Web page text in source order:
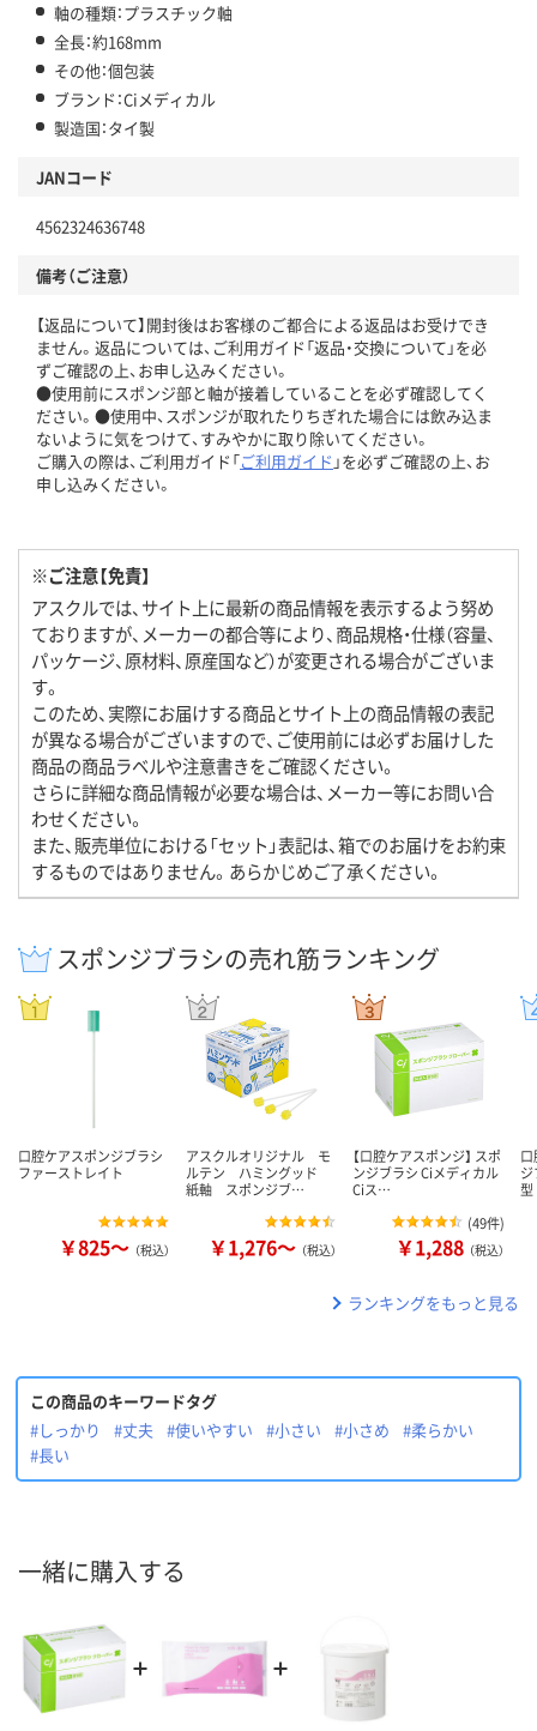
軸の種類：プラスチック軸
全長：約168mm
その他：個包装
ブランド：Ciメディカル
製造国：タイ製
JANコード
4562324636748
備考（ご注意）
【返品について】開封後はお客様のご都合による返品はお受けでき
ません。返品については、ご利用ガイド「返品・交換について」を必
ずご確認の上、お申し込みください。
●使用前にスポンジ部と軸が接着していることを必ず確認してく
ださい。●使用中、スポンジが取れたりちぎれた場合には飲み込ま
ないように気をつけて、すみやかに取り除いてください。
ご購入の際は、ご利用ガイド「ご利用ガイド 」を必ずご確認の上、お
申し込みください。
※ご注意【免責】
アスクルでは、サイト上に最新の商品情報を表示するよう努め
ておりますが、メーカーの都合等により、商品規格・仕様（容量、
パッケージ、原材料、原産国など）が変更される場合がございま
す。
このため、実際にお届けする商品とサイト上の商品情報の表記
が異なる場合がございますので、ご使用前には必ずお届けした
商品の商品ラベルや注意書きをご確認ください。
さらに詳細な商品情報が必要な場合は、メーカー等にお問い合
わせください。
また、販売単位における「セット」表記は、箱でのお届けをお約束
するものではありません。あらかじめご了承ください。
スポンジブラシの売れ筋ランキング
口腔ケアスポンジブラシ
ファーストレイト
￥825～ （税込）
アスクルオリジナル モ
ルテン ハミングッド
紙軸 スポンジブ…
￥1,276～ （税込）
【口腔ケアスポンジ】 スポ
ンジブラシ Ciメディカル
Ciス…
(49件)
￥1,288 （税込）
ランキングをもっと見る
この商品のキーワードタグ
#しっかり
#丈夫 #使いやすい #小さい #小さめ
#柔らかい
#長い
一緒に購入する